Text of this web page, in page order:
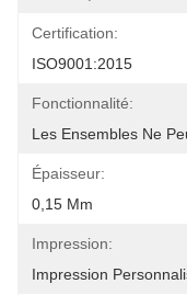
Certification:
ISO9001:2015
Fonctionnalité:
Les Ensembles Ne
Épaisseur:
0,15 Mm
Impression:
Impression